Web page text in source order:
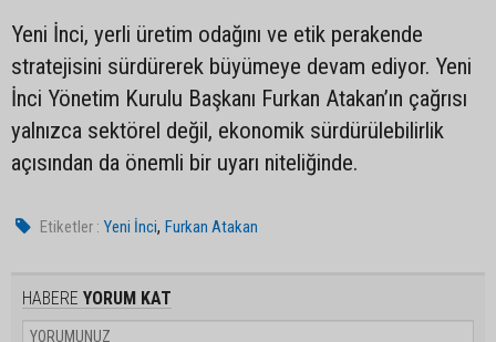
Yeni İnci, yerli üretim odağını ve etik perakende
stratejisini sürdürerek büyümeye devam ediyor. Yeni
İnci Yönetim Kurulu Başkanı Furkan Atakan’ın çağrısı
yalnızca sektörel değil, ekonomik sürdürülebilirlik
açısından da önemli bir uyarı niteliğinde.
Etiketler : Yeni İnci,Furkan Atakan
HABERE YORUM KAT